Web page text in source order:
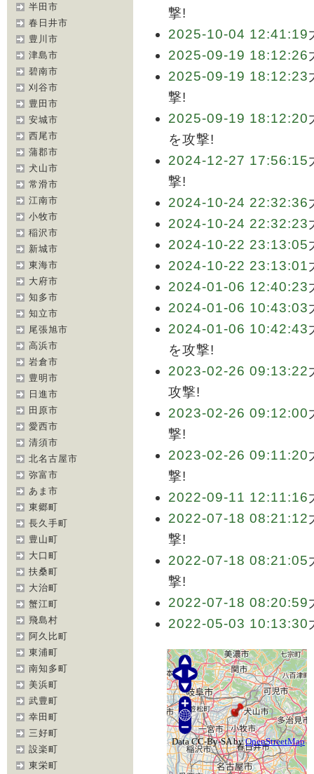
半田市
春日井市
豊川市
津島市
碧南市
刈谷市
豊田市
安城市
西尾市
蒲郡市
犬山市
常滑市
江南市
小牧市
稲沢市
新城市
東海市
大府市
知多市
知立市
尾張旭市
高浜市
岩倉市
豊明市
日進市
田原市
愛西市
清須市
北名古屋市
弥富市
あま市
東郷町
長久手町
豊山町
大口町
扶桑町
大治町
蟹江町
飛島村
阿久比町
東浦町
南知多町
美浜町
武豊町
幸田町
三好町
設楽町
東栄町
撃!
2025-10-04 12:41:19
2025-09-19 18:12:26
2025-09-19 18:12:23
撃!
2025-09-19 18:12:20
を攻撃!
2024-12-27 17:56:15
撃!
2024-10-24 22:32:36
2024-10-24 22:32:23
2024-10-22 23:13:05
2024-10-22 23:13:01
2024-01-06 12:40:23
2024-01-06 10:43:03
2024-01-06 10:42:43
を攻撃!
2023-02-26 09:13:22
攻撃!
2023-02-26 09:12:00
撃!
2023-02-26 09:11:20
撃!
2022-09-11 12:11:16
2022-07-18 08:21:12
撃!
2022-07-18 08:21:05
撃!
2022-07-18 08:20:59
2022-05-03 10:13:30